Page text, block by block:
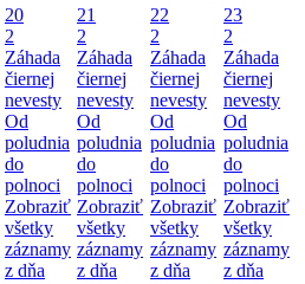
20
2
Záhada
čiernej
nevesty
Od
poludnia
do
polnoci
Zobraziť
všetky
záznamy
z dňa
21
2
Záhada
čiernej
nevesty
Od
poludnia
do
polnoci
Zobraziť
všetky
záznamy
z dňa
22
2
Záhada
čiernej
nevesty
Od
poludnia
do
polnoci
Zobraziť
všetky
záznamy
z dňa
23
2
Záhada
čiernej
nevesty
Od
poludnia
do
polnoci
Zobraziť
všetky
záznamy
z dňa